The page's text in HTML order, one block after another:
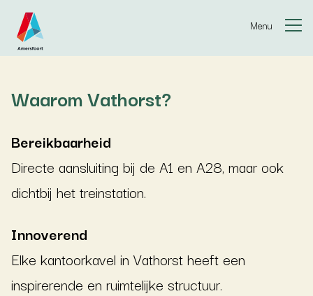
Menu
Waarom Vathorst?
Bereikbaarheid
Directe aansluiting bij de A1 en A28, maar ook
dichtbij het treinstation.
Innoverend
Elke kantoorkavel in Vathorst heeft een
inspirerende en ruimtelijke structuur.